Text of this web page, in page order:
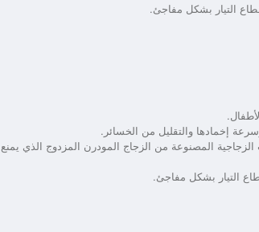
التيار بشكل مفاجئ.
إخمادها والتقليل من الخسائر.
المصنوعة من الزجاج المودرن المزدوج الذي يمنع
التيار بشكل مفاجئ.